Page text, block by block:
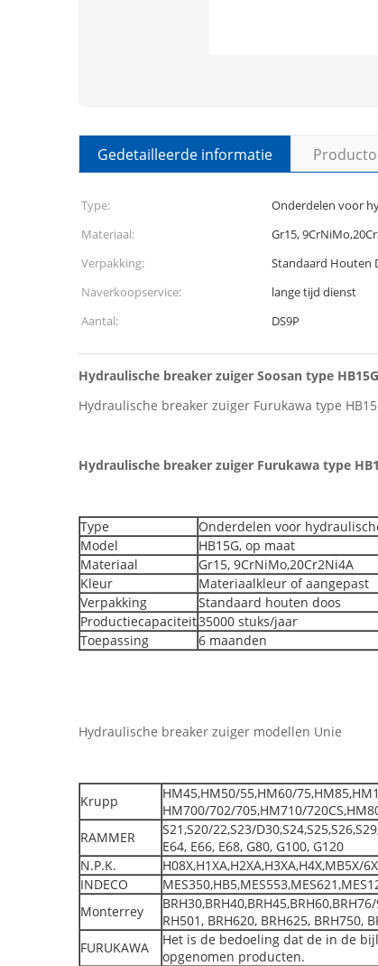
Gedetailleerde informatie
Type: Onderdelen voor
Materiaal:
Gr15,
Verpakking:
Standaard Houten
Naverkoopservice:
lange tijd dienst
Aantal:
DS9P
Hydraulische breaker zuiger Soosan type
Hydraulische breaker zuiger Furukawa type
Hydraulische breaker zuiger Furukawa type
Type
Onderdelen voor
Model
HB15G, op maat
Materiaal
Gr15, 9CrNiMo,20Cr2Ni4A
Kleur
Materiaalkleur of aangepast
Verpakking
Standaard houten doos
Productiecapaciteit35000 stuks/jaar
Toepassing
6 maanden
Hydraulische breaker zuiger modellen Unie
Krupp
HM45,HM50/55,HM60/
HM700/702/705,HM710/
RAMMER
S21,S20/22,S23/
E64, E66, E68, G80, G100, G120
N.P.K.
H08X,H1XA,H2XA,H3XA,H4X,MB5X/
INDECO
Monterrey
RH501, BRH620, BRH625, BRH750,
FURUKAWA
Het is de bedoeling dat de in de
opgenomen producten.